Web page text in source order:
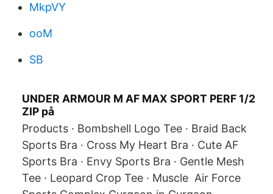
MkpVY
ooM
SB
UNDER ARMOUR M AF MAX SPORT PERF 1/2
ZIP på
Products · Bombshell Logo Tee · Braid Back
Sports Bra · Cross My Heart Bra · Cute AF
Sports Bra · Envy Sports Bra · Gentle Mesh
Tee · Leopard Crop Tee · Muscle Air Force